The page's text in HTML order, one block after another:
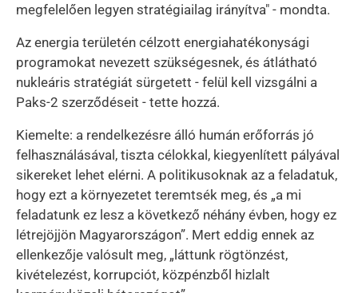
megfelelően legyen stratégiailag irányítva" - mondta.
Az energia területén célzott energiahatékonysági
programokat nevezett szükségesnek, és átlátható
nukleáris stratégiát sürgetett - felül kell vizsgálni a
Paks-2 szerződéseit - tette hozzá.
Kiemelte: a rendelkezésre álló humán erőforrás jó
felhasználásával, tiszta célokkal, kiegyenlített pályával
sikereket lehet elérni. A politikusoknak az a feladatuk,
hogy ezt a környezetet teremtsék meg, és „a mi
feladatunk ez lesz a következő néhány évben, hogy ez
létrejöjjön Magyarországon”. Mert eddig ennek az
ellenkezője valósult meg, „láttunk rögtönzést,
kivételezést, korrupciót, közpénzből hizlalt